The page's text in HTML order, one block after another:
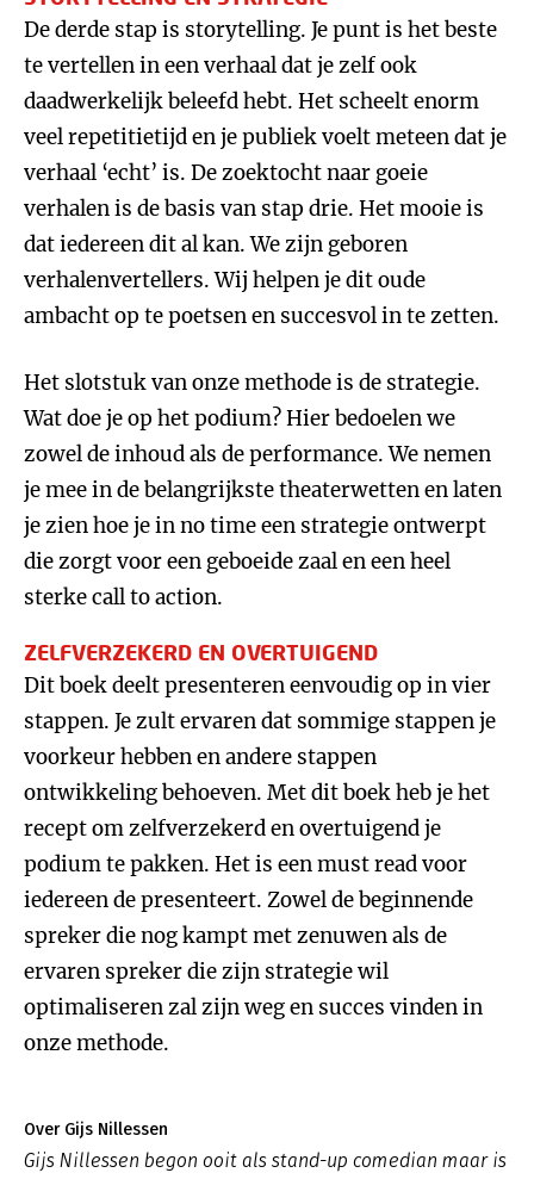
De derde stap is storytelling. Je punt is het beste
te vertellen in een verhaal dat je zelf ook
daadwerkelijk beleefd hebt. Het scheelt enorm
veel repetitietijd en je publiek voelt meteen dat je
verhaal ‘echt’ is. De zoektocht naar goeie
verhalen is de basis van stap drie. Het mooie is
dat iedereen dit al kan. We zijn geboren
verhalenvertellers. Wij helpen je dit oude
ambacht op te poetsen en succesvol in te zetten.
Het slotstuk van onze methode is de strategie.
Wat doe je op het podium? Hier bedoelen we
zowel de inhoud als de performance. We nemen
je mee in de belangrijkste theaterwetten en laten
je zien hoe je in no time een strategie ontwerpt
die zorgt voor een geboeide zaal en een heel
sterke call to action.
ZELFVERZEKERD EN OVERTUIGEND
Dit boek deelt presenteren eenvoudig op in vier
stappen. Je zult ervaren dat sommige stappen je
voorkeur hebben en andere stappen
ontwikkeling behoeven. Met dit boek heb je het
recept om zelfverzekerd en overtuigend je
podium te pakken. Het is een must read voor
iedereen de presenteert. Zowel de beginnende
spreker die nog kampt met zenuwen als de
ervaren spreker die zijn strategie wil
optimaliseren zal zijn weg en succes vinden in
onze methode.
Over Gijs Nillessen
Gijs Nillessen begon ooit als stand-up comedian maar is